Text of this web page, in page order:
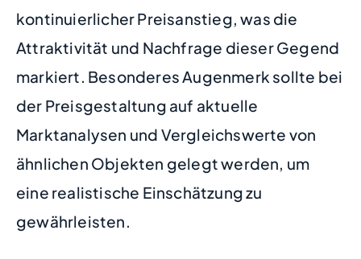
kontinuierlicher Preisanstieg, was die
Attraktivität und Nachfrage dieser Gegend
markiert. Besonderes Augenmerk sollte bei
der Preisgestaltung auf aktuelle
Marktanalysen und Vergleichswerte von
ähnlichen Objekten gelegt werden, um
eine realistische Einschätzung zu
gewährleisten.